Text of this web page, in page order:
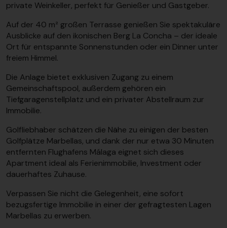
private Weinkeller, perfekt für Genießer und Gastgeber.
Auf der 40 m² großen Terrasse genießen Sie spektakuläre
Ausblicke auf den ikonischen Berg La Concha – der ideale
Ort für entspannte Sonnenstunden oder ein Dinner unter
freiem Himmel.
Die Anlage bietet exklusiven Zugang zu einem
Gemeinschaftspool, außerdem gehören ein
Tiefgaragenstellplatz und ein privater Abstellraum zur
Immobilie.
Golfliebhaber schätzen die Nähe zu einigen der besten
Golfplätze Marbellas, und dank der nur etwa 30 Minuten
entfernten Flughafens Málaga eignet sich dieses
Apartment ideal als Ferienimmobilie, Investment oder
dauerhaftes Zuhause.
Verpassen Sie nicht die Gelegenheit, eine sofort
bezugsfertige Immobilie in einer der gefragtesten Lagen
Marbellas zu erwerben.